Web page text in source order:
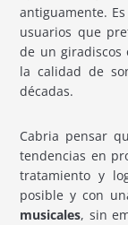
antiguamente.
usuarios que
de un giradiscos
la calidad de
décadas.
Cabria pensar
tendencias en
tratamiento y
posible y con
musicales, sin